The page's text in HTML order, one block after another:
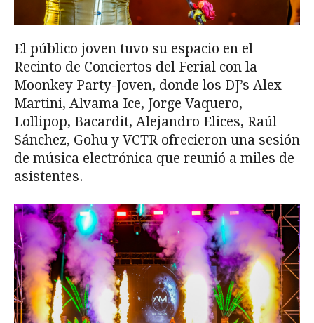
El público joven tuvo su espacio en el
Recinto de Conciertos del Ferial con la
Moonkey Party-Joven, donde los DJ’s Alex
Martini, Alvama Ice, Jorge Vaquero,
Lollipop, Bacardit, Alejandro Elices, Raúl
Sánchez, Gohu y VCTR ofrecieron una sesión
de música electrónica que reunió a miles de
asistentes.